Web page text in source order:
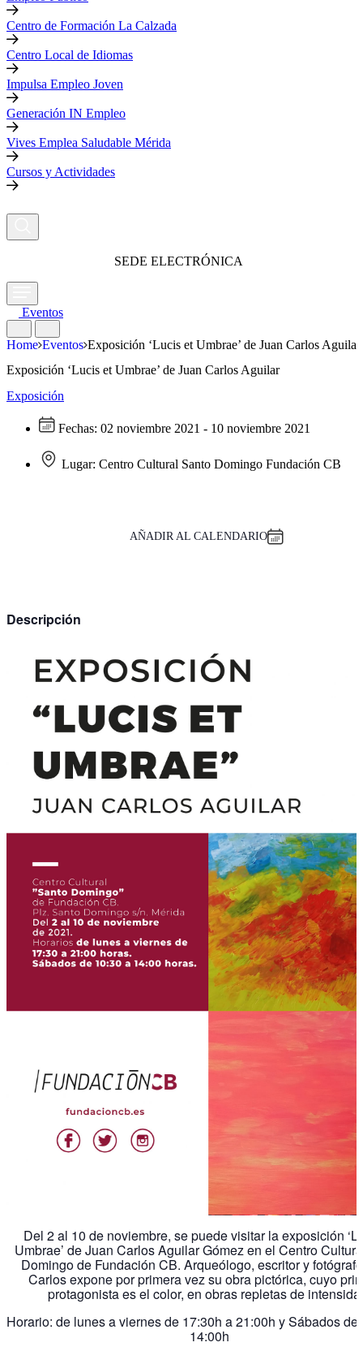
Centro de Formación La Calzada
Centro Local de Idiomas
Impulsa Empleo Joven
Generación IN Empleo
Vives Emplea Saludable Mérida
Cursos y Actividades
SEDE ELECTRÓNICA
Eventos
Home Eventos Exposición ‘Lucis et Umbrae’ de Juan Carlos Aguilar
Exposición ‘Lucis et Umbrae’ de Juan Carlos Aguilar
Exposición
Fechas: 02 noviembre 2021 - 10 noviembre 2021
Lugar: Centro Cultural Santo Domingo Fundación CB
AÑADIR AL CALENDARIO
Descripción
Del 2 al 10 de noviembre, se puede visitar la exposición
Umbrae’ de Juan Carlos Aguilar Gómez en el Centro
Domingo de Fundación CB. Arqueólogo, escritor y
Carlos expone por primera vez su obra pictórica, cuyo
protagonista es el color, en obras repletas de
Horario: de lunes a viernes de 17:30h a 21:00h y Sábados de
14:00h